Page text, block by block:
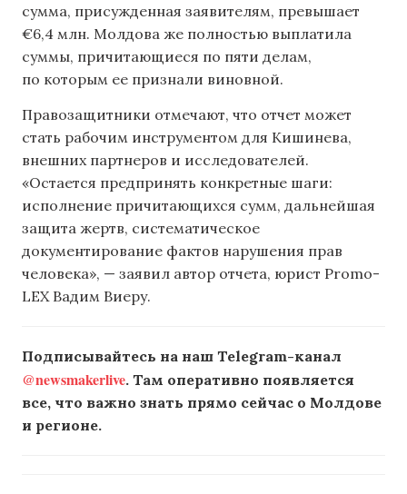
сумма, присужденная заявителям, превышает
€6,4 млн. Молдова же полностью выплатила
суммы, причитающиеся по пяти делам,
по которым ее признали виновной.
Правозащитники отмечают, что отчет может
стать рабочим инструментом для Кишинева,
внешних партнеров и исследователей.
«Остается предпринять конкретные шаги:
исполнение причитающихся сумм, дальнейшая
защита жертв, систематическое
документирование фактов нарушения прав
человека», — заявил автор отчета, юрист Promo-
LEX Вадим Виеру.
Подписывайтесь на наш Telegram-канал
@newsmakerlive. Там оперативно появляется
все, что важно знать прямо сейчас о Молдове
и регионе.